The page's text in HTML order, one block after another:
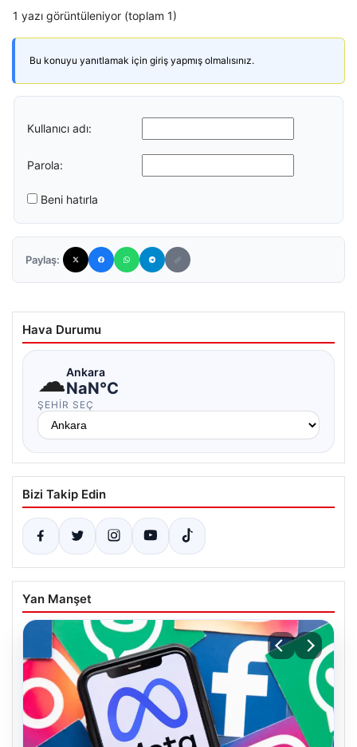
1 yazı görüntüleniyor (toplam 1)
Bu konuyu yanıtlamak için giriş yapmış olmalısınız.
Kullanıcı adı:
Parola:
Beni hatırla
Paylaş:
Hava Durumu
☁Ankara
NaN°C
ŞEHIR SEÇ
Bizi Takip Edin
Yan Manşet